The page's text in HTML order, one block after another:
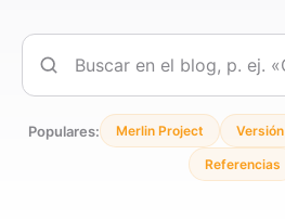
Buscar
Populares: Merlin Project Versión
Referencias